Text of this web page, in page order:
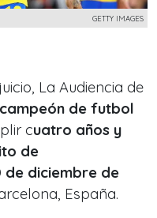
GETTY IMAGES
La Audiencia de
de futbol
cuatro años y
de
de diciembre de
España.